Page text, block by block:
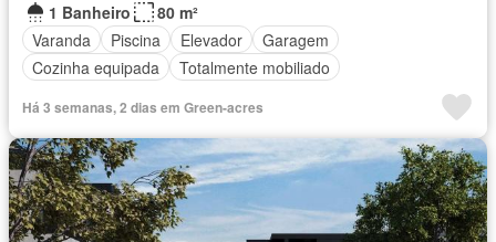
1 Banheiro
80 m²
Varanda
Piscina Elevador
Garagem
Cozinha equipada
Totalmente mobiliado
Há 3 semanas, 2 dias em Green-acres